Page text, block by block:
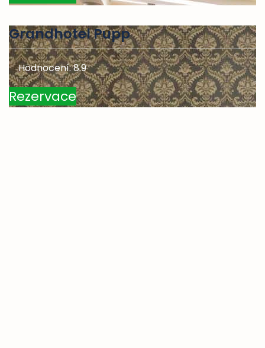
Grandhotel Pupp
Hodnocení: 8.9
Rezervace